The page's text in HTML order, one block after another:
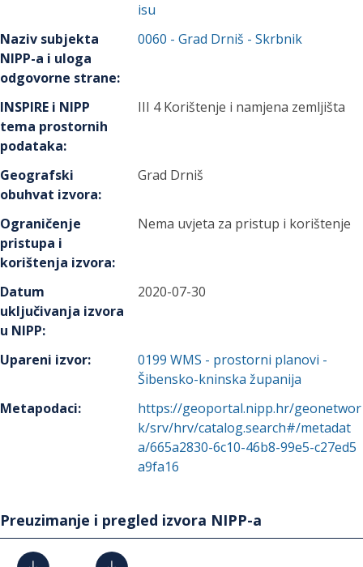
isu
Naziv subjekta
NIPP-a i uloga
odgovorne strane:
0060 -Grad Drniš - Skrbnik
INSPIRE i NIPP
tema prostornih
podataka:
III 4 Korištenje i namjena zemljišta
Geografski
obuhvat izvora:
Grad Drniš
Ograničenje
pristupa i
korištenja izvora:
Nema uvjeta za pristup i korištenje
Datum
uključivanja izvora
u NIPP:
2020-07-30
Upareni izvor: 0199 WMS - prostorni planovi -
Šibensko-kninska županija
Metapodaci:
https://geoportal.nipp.hr/geonetwor
k/srv/hrv/catalog.search#/metadat
a/665a2830-6c10-46b8-99e5-c27ed5
a9fa16
Preuzimanje i pregled izvora NIPP-a